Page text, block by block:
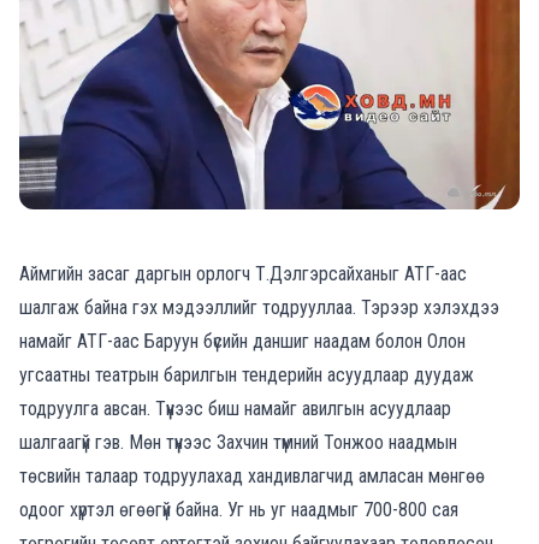
Аймгийн засаг даргын орлогч Т.Дэлгэрсайханыг АТГ-аас
шалгаж байна гэх мэдээллийг тодрууллаа. Тэрээр хэлэхдээ
намайг АТГ-аас Баруун бүсийн даншиг наадам болон Олон
угсаатны театрын барилгын тендерийн асуудлаар дуудаж
тодруулга авсан. Түүнээс биш намайг авилгын асуудлаар
шалгаагүй гэв. Мөн түүнээс Захчин түмний Тонжоо наадмын
төсвийн талаар тодруулахад хандивлагчид амласан мөнгөө
одоог хүртэл өгөөгүй байна. Уг нь уг наадмыг 700-800 сая